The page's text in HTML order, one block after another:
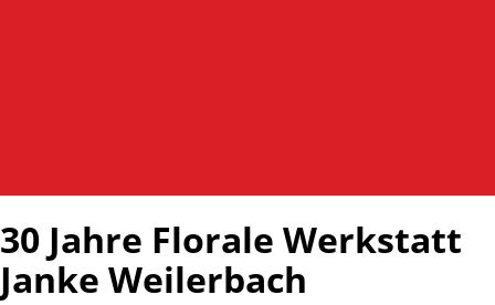
30 Jahre Florale Werkstatt
Janke Weilerbach